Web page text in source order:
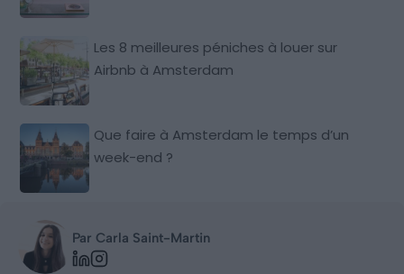
Les 8 meilleures péniches à louer sur
Airbnb à Amsterdam
Que faire à Amsterdam le temps d’un
week-end ?
Par Carla Saint-Martin